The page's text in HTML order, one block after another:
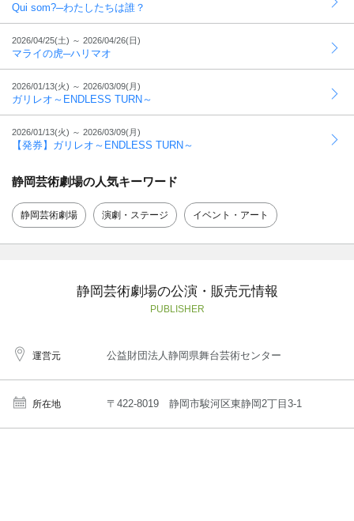
Qui som?─わたしたちは誰？
2026/04/25(土) ～ 2026/04/26(日)
マライの虎─ハリマオ
2026/01/13(火) ～ 2026/03/09(月)
ガリレオ～ENDLESS TURN～
2026/01/13(火) ～ 2026/03/09(月)
【発券】ガリレオ～ENDLESS TURN～
静岡芸術劇場の人気キーワード
静岡芸術劇場 演劇・ステージ イベント・アート
静岡芸術劇場の公演・販売元情報
PUBLISHER
運営元 公益財団法人静岡県舞台芸術センター
所在地 〒422-8019 静岡市駿河区東静岡2丁目3-1